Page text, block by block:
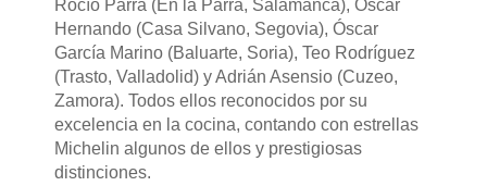
Rocío Parra (En la Parra, Salamanca), Óscar
Hernando (Casa Silvano, Segovia), Óscar
García Marino (Baluarte, Soria), Teo Rodríguez
(Trasto, Valladolid) y Adrián Asensio (Cuzeo,
Zamora). Todos ellos reconocidos por su
excelencia en la cocina, contando con estrellas
Michelin algunos de ellos y prestigiosas
distinciones.